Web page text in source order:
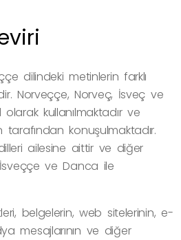
dilindeki metinlerin farklı
Norveççe, Norveç, İsveç ve
kullanılmaktadır ve
konuşulmaktadır.
ailesine aittir ve diğer
ve Danca ile
belgelerin, web sitelerinin, e-
mesajlarının ve diğer